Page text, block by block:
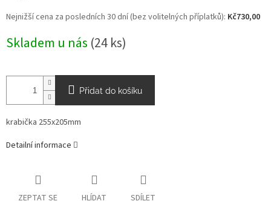
Měrná
cena:
Nejnižší cena za posledních 30 dní (bez volitelných příplatků): Kč730,00
Skladem u nás (24 ks)
Přidat do košíku
krabička 255x205mm
Detailní informace
ZEPTAT SE HLÍDAT SDÍLET